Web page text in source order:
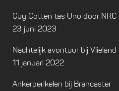
Guy Cotten tas Uno door
23 juni 2023
Nachtelijk avontuur bij Vlieland
11 januari 2022
Ankerperikelen bij Brancaster